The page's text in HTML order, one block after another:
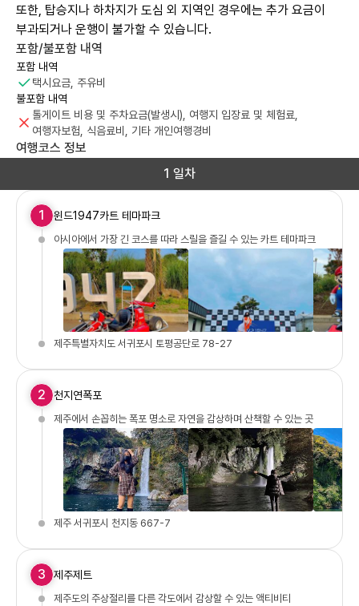
또한, 탑승지나 하차지가 도심 외 지역인 경우에는 추가 요금이
부과되거나 운행이 불가할 수 있습니다.
포함/불포함 내역
포함 내역
택시요금, 주유비
불포함 내역
톨게이트 비용 및 주차요금(발생시), 여행지 입장료 및 체험료,
여행자보험, 식음료비, 기타 개인여행경비
여행코스 정보
1 일차
1 윈드1947카트 테마파크
아시아에서 가장 긴 코스를 따라 스릴을 즐길 수 있는 카트 테마파크
제주특별자치도 서귀포시 토평공단로 78-27
2 천지연폭포
제주에서 손꼽히는 폭포 명소로 자연을 감상하며 산책할 수 있는 곳
제주 서귀포시 천지동 667-7
3 제주제트
제주도의 주상절리를 다른 각도에서 감상할 수 있는 액티비티